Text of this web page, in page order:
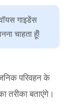
गाइडेंस
चाहता हूँ!
परिवहन के
तरीका बताएंगे।